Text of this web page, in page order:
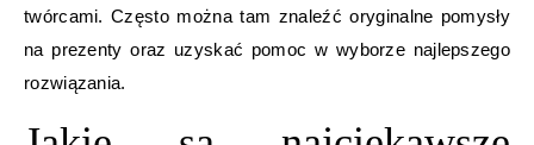
twórcami. Często można tam znaleźć oryginalne pomysły
na prezenty oraz uzyskać pomoc w wyborze najlepszego
rozwiązania.